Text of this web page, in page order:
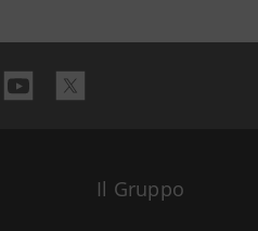
Il Gruppo